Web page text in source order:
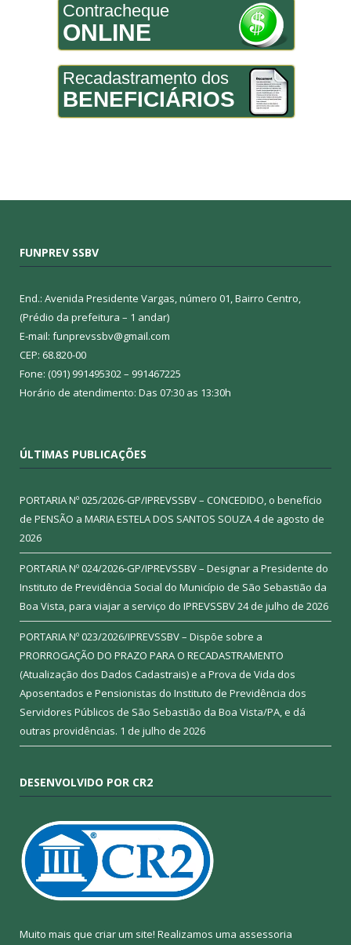
Contracheque
ONLINE
Recadastramento dos
BENEFICIÁRIOS
FUNPREV SSBV
End.: Avenida Presidente Vargas, número 01, Bairro Centro,
(Prédio da prefeitura – 1 andar)
E-mail: funprevssbv@gmail.com
CEP: 68.820-00
Fone: (091) 991495302 – 991467225
Horário de atendimento: Das 07:30 as 13:30h
ÚLTIMAS PUBLICAÇÕES
PORTARIA Nº 025/2026-GP/IPREVSSBV – CONCEDIDO, o benefício
de PENSÃO a MARIA ESTELA DOS SANTOS SOUZA4 de agosto de
2026
PORTARIA Nº 024/2026-GP/IPREVSSBV – Designar a Presidente do
Instituto de Previdência Social do Município de São Sebastião da
Boa Vista, para viajar a serviço do IPREVSSBV24 de julho de 2026
PORTARIA Nº 023/2026/IPREVSSBV – Dispõe sobre a
PRORROGAÇÃO DO PRAZO PARA O RECADASTRAMENTO
(Atualização dos Dados Cadastrais) e a Prova de Vida dos
Aposentados e Pensionistas do Instituto de Previdência dos
Servidores Públicos de São Sebastião da Boa Vista/PA, e dá
outras providências. 1 de julho de 2026
DESENVOLVIDO POR CR2
Muito mais que criar um site! Realizamos uma assessoria